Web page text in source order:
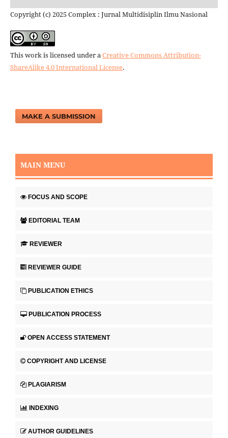
Copyright (c) 2025 Complex : Jurnal Multidisiplin Ilmu Nasional
This work is licensed under aCreative Commons Attribution-
ShareAlike 4.0 International License.
MAKE A SUBMISSION
MAIN MENU
FOCUS AND SCOPE
EDITORIAL TEAM
REVIEWER
REVIEWER GUIDE
PUBLICATION ETHICS
PUBLICATION PROCESS
OPEN ACCESS STATEMENT
COPYRIGHT AND LICENSE
PLAGIARISM
INDEXING
AUTHOR GUIDELINES